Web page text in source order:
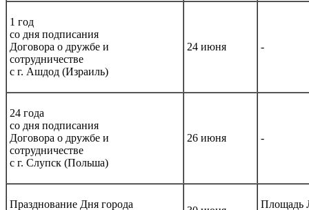
1 год
со дня подписания
Договора о дружбе и
сотрудничестве
с г. Ашдод (Израиль)
24 июня -
24 года
со дня подписания
Договора о дружбе и
сотрудничестве
с г. Слупск (Польша)
26 июня -
Празднование Дня города
Площадь